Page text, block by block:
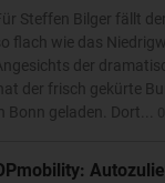
Steffen Bilger fällt
flach wie das
der
der frisch gekürte
Bonn geladen. Dort...